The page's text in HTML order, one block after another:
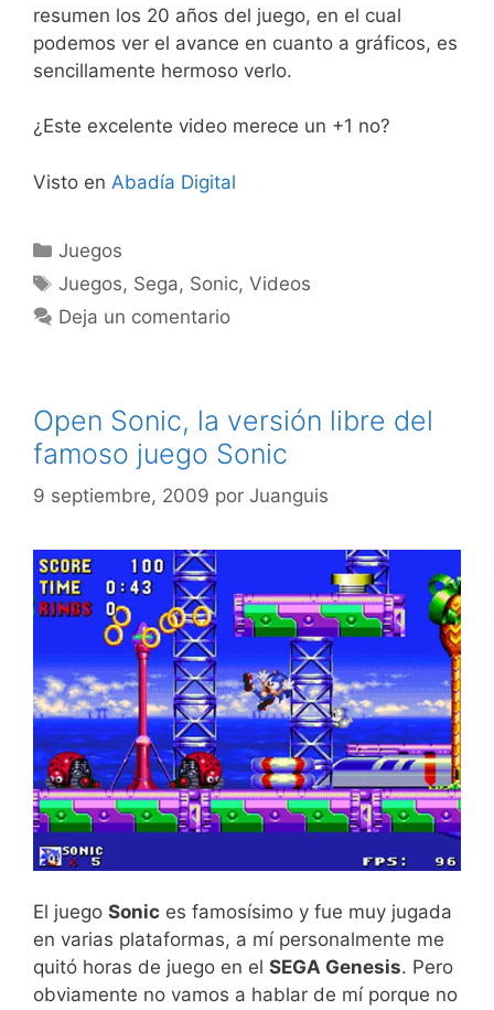
resumen los 20 años del juego, en el cual
podemos ver el avance en cuanto a gráficos, es
sencillamente hermoso verlo.
¿Este excelente video merece un +1 no?
Visto en Abadía Digital
Categorías
Juegos
Etiquetas
Juegos, Sega, Sonic,Videos
Deja un comentario
Open Sonic, la versión libre del
famoso juego Sonic
9 septiembre, 2009 por Juanguis
El juego Sonic es famosísimo y fue muy jugada
en varias plataformas, a mí personalmente me
quitó horas de juego en el SEGA Genesis. Pero
obviamente no vamos a hablar de mí porque no